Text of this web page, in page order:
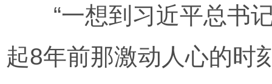
“一想到习近平总书记
起8年前那激动人心的时